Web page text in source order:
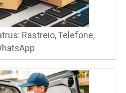
Rastreio, Telefone,